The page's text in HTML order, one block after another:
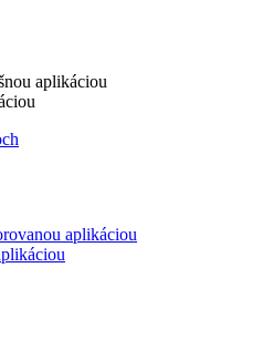
aplikáciou
aplikáciou